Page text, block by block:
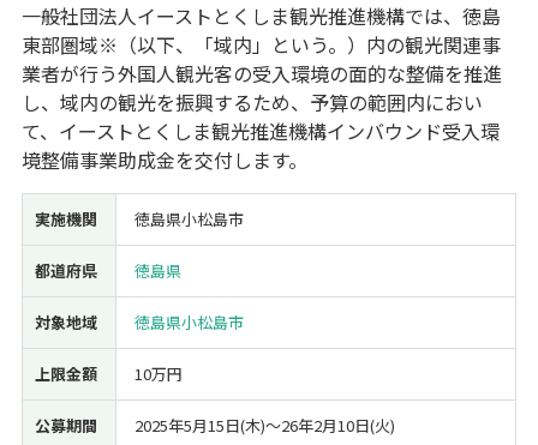
経営改善・経営強化 販路拡大 海外展開 設備投資
IT導入
人材採用・雇用
人材育成・福利厚生
特許・知的財産
起業・創業
事業承継 災害・被災者支援
コロナ関連
環境・省エネ
テレワーク
受付中のみ
検索
一般社団法人イーストとくしま観光推進機構では、徳島
東部圏域※（以下、「域内」という。）内の観光関連事
業者が行う外国人観光客の受入環境の面的な整備を推進
し、域内の観光を振興するため、予算の範囲内におい
て、イーストとくしま観光推進機構インバウンド受入環
境整備事業助成金を交付します。
実施機関 徳島県小松島市
都道府県 徳島県
対象地域 徳島県小松島市
上限金額 10万円
公募期間 2025年5月15日(木)〜26年2月10日(火)